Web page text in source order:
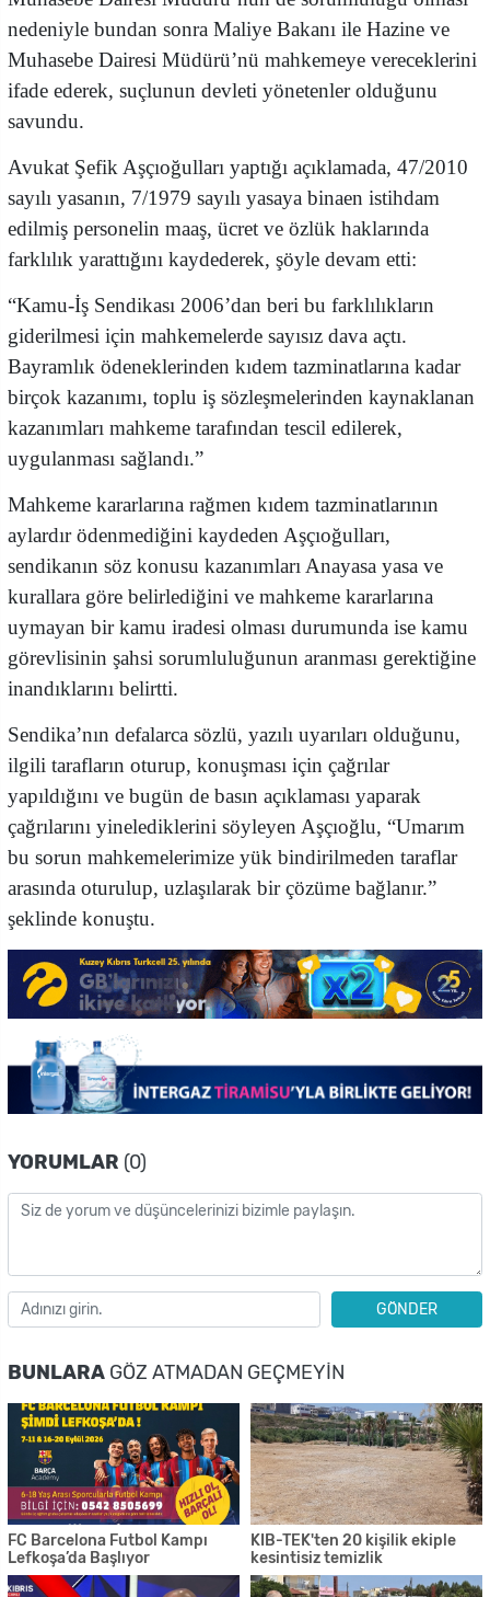
nedeniyle bundan sonra Maliye Bakanı ile Hazine ve
Muhasebe Dairesi Müdürü’nü mahkemeye vereceklerini
ifade ederek, suçlunun devleti yönetenler olduğunu
savundu.
Avukat Şefik Aşçıoğulları yaptığı açıklamada, 47/2010
sayılı yasanın, 7/1979 sayılı yasaya binaen istihdam
edilmiş personelin maaş, ücret ve özlük haklarında
farklılık yarattığını kaydederek, şöyle devam etti:
“Kamu-İş Sendikası 2006’dan beri bu farklılıkların
giderilmesi için mahkemelerde sayısız dava açtı.
Bayramlık ödeneklerinden kıdem tazminatlarına kadar
birçok kazanımı, toplu iş sözleşmelerinden kaynaklanan
kazanımları mahkeme tarafından tescil edilerek,
uygulanması sağlandı.”
Mahkeme kararlarına rağmen kıdem tazminatlarının
aylardır ödenmediğini kaydeden Aşçıoğulları,
sendikanın söz konusu kazanımları Anayasa yasa ve
kurallara göre belirlediğini ve mahkeme kararlarına
uymayan bir kamu iradesi olması durumunda ise kamu
görevlisinin şahsi sorumluluğunun aranması gerektiğine
inandıklarını belirtti.
Sendika’nın defalarca sözlü, yazılı uyarıları olduğunu,
ilgili tarafların oturup, konuşması için çağrılar
yapıldığını ve bugün de basın açıklaması yaparak
çağrılarını yinelediklerini söyleyen Aşçıoğlu, “Umarım
bu sorun mahkemelerimize yük bindirilmeden taraflar
arasında oturulup, uzlaşılarak bir çözüme bağlanır.”
şeklinde konuştu.
YORUMLAR (0)
GÖNDER
BUNLARA GÖZ ATMADAN GEÇMEYIN
FC Barcelona Futbol Kampı
Lefkoşa’da Başlıyor
KIB-TEK'ten 20 kişilik ekiple
kesintisiz temizlik